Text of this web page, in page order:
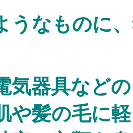
うなものに
気器具など
や髪の毛に